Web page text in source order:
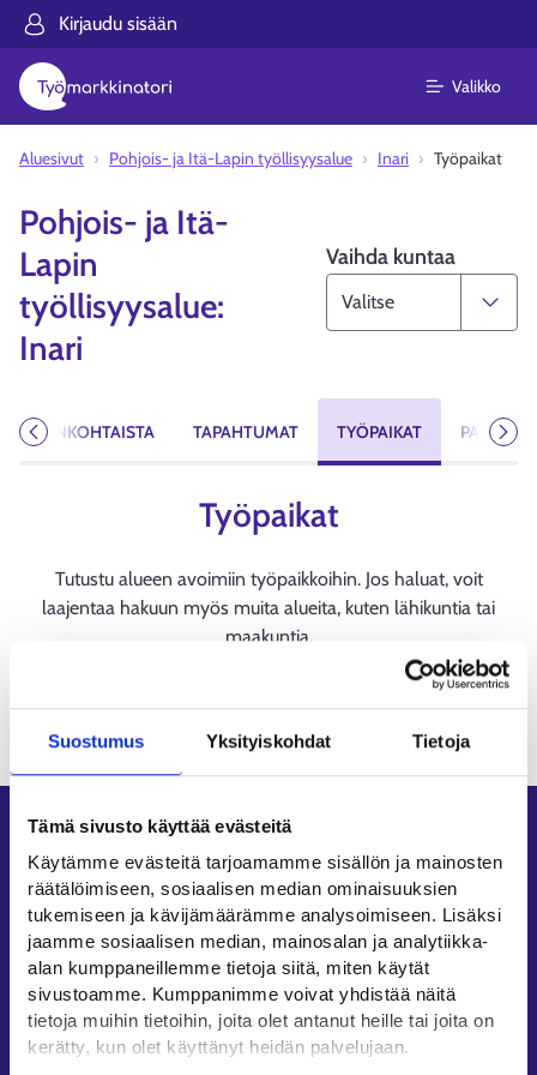
Suostumus Yksityiskohdat Tietoja
Tämä sivusto käyttää evästeitä
Käytämme evästeitä tarjoamamme sisällön ja mainosten
räätälöimiseen, sosiaalisen median ominaisuuksien
tukemiseen ja kävijämäärämme analysoimiseen. Lisäksi
jaamme sosiaalisen median, mainosalan ja analytiikka-
alan kumppaneillemme tietoja siitä, miten käytät
sivustoamme. Kumppanimme voivat yhdistää näitä
tietoja muihin tietoihin, joita olet antanut heille tai joita on
kerätty, kun olet käyttänyt heidän palvelujaan.
Kirjaudu sisään
Valikko
Aluesivut Pohjois- ja Itä-Lapin työllisyysalue Inari Työpaikat
Pohjois- ja Itä-
Lapin
työllisyysalue:
Inari
Vaihda kuntaa
AJANKOHTAISTA TAPAHTUMAT TYÖPAIKAT PALVELUT
Edellinen
Työpaikat
Tutustu alueen avoimiin työpaikkoihin. Jos haluat, voit
laajentaa hakuun myös muita alueita, kuten lähikuntia tai
maakuntia.
Oikopolut
Asiointi
Oma työpolku
Työnhakuprofiili
Avoimet työpaikat
Tietoa muilla kielillä